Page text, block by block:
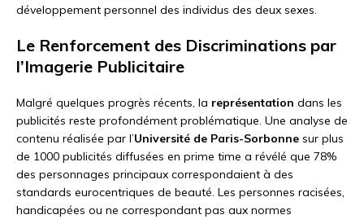
développement personnel des individus des deux sexes.
Le Renforcement des Discriminations par
l’Imagerie Publicitaire
Malgré quelques progrès récents, la représentation dans les
publicités reste profondément problématique. Une analyse de
contenu réalisée par l’Université de Paris-Sorbonne sur plus
de 1000 publicités diffusées en prime time a révélé que 78%
des personnages principaux correspondaient à des
standards eurocentriques de beauté. Les personnes racisées,
handicapées ou ne correspondant pas aux normes